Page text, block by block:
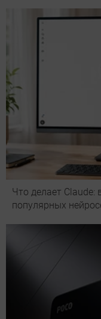
Что делает Сlaude:
популярных